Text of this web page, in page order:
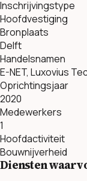
Inschrijvingstype
Hoofdvestiging
Bronplaats
Delft
Handelsnamen
E-NET, Luxovius
Oprichtingsjaar
2020
Medewerkers
1
Hoofdactiviteit
Bouwnijverheid
Diensten